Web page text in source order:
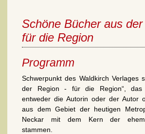
Schöne Bücher aus
für die Region
Programm
Schwerpunkt des Waldkirch Verlages
der Region - für die Region“, das
entweder die Autorin oder der Autor
aus dem Gebiet der heutigen
Neckar mit dem Kern der
stammen.